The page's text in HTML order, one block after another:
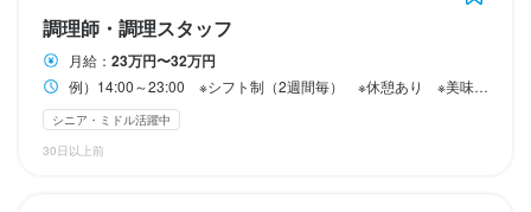
企業情報
調理師・調理スタッフ
月給： 23万円〜32万円
例）14:00～23:00 ※シフト制（2週間毎） ※休憩あり ※美味しいまかない付き
シニア・ミドル活躍中
30日以上前
待遇
社会保険・雇用保険　※他 委細面談
まかない・食事補助あり 社会保険完備
待遇
社会保険・雇用保険　※他 委細面談
まかない・食事補助あり
待遇
社会保険　※他 委細面談
まかない・食事補助あり